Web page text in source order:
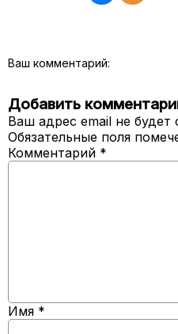
Ваш комментарий:
Добавить
Ваш адрес email не будет
Обязательные поля
Комментарий *
Имя *